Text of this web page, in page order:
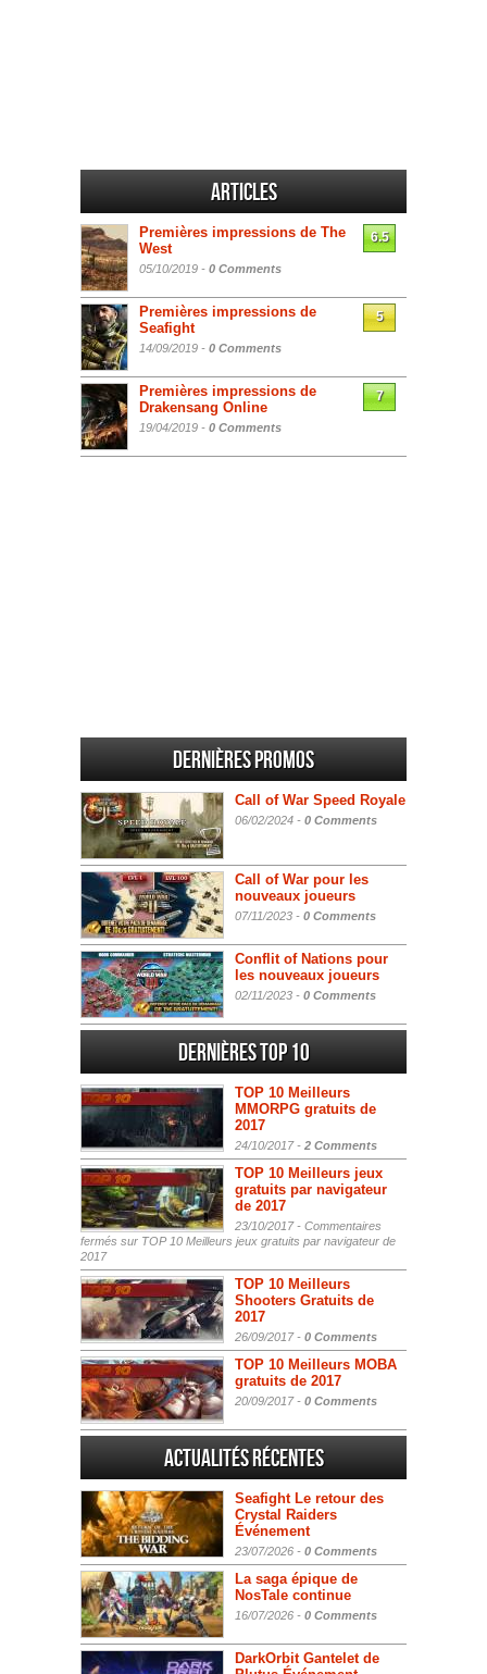
Articles
Premières impressions de The
West
05/10/2019 - 0 Comments
6.5
Premières impressions de
Seafight
14/09/2019 - 0 Comments
5
Premières impressions de
Drakensang Online
19/04/2019 - 0 Comments
7
Dernières promos
Call of War Speed Royale
06/02/2024 - 0 Comments
Call of War pour les
nouveaux joueurs
07/11/2023 - 0 Comments
Conflit of Nations pour
les nouveaux joueurs
02/11/2023 - 0 Comments
Dernières Top 10
TOP 10 Meilleurs
MMORPG gratuits de
2017
24/10/2017 - 2 Comments
TOP 10 Meilleurs jeux
gratuits par navigateur
de 2017
23/10/2017 - Commentaires
fermés sur TOP 10 Meilleurs jeux gratuits par navigateur de
2017
TOP 10 Meilleurs
Shooters Gratuits de
2017
26/09/2017 - 0 Comments
TOP 10 Meilleurs MOBA
gratuits de 2017
20/09/2017 - 0 Comments
Actualités Récentes
Seafight Le retour des
Crystal Raiders
Événement
23/07/2026 - 0 Comments
La saga épique de
NosTale continue
16/07/2026 - 0 Comments
DarkOrbit Gantelet de